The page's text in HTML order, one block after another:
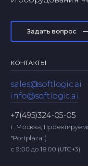
Задать вопрос
КОНТАКТЫ
sales@softlogic.ai
info@softlogic.ai
+7(495)324-05-05
г. Москва,
"Portplaza")
с 9:00 до 18:00 (UTC+3)